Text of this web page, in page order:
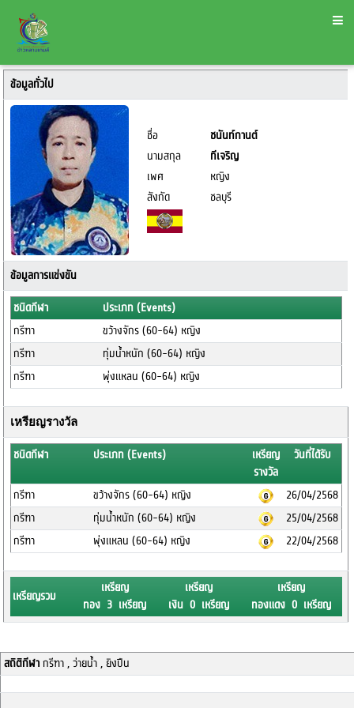
ข้อมูลทั่วไป
ชื่อ
ชนันท์กานต์
นามสกุล
ทีเจริญ
เพศ
หญิง
สังกัด
ชลบุรี
ข้อมูลการแข่งขัน
ชนิดกีฬา
ประเภท (Events)
กรีฑา
ขว้างจักร (60-64) หญิง
กรีฑา
ทุ่มน้ำหนัก (60-64) หญิง
กรีฑา
พุ่งแหลน (60-64) หญิง
เหรียญรางวัล
ชนิดกีฬา ประเภท (Events)
เหรียญ
รางวัล
วันที่ได้รับ
กรีฑา ขว้างจักร (60-64) หญิง
26/04/2568
กรีฑา
ทุ่มน้ำหนัก (60-64) หญิง
25/04/2568
กรีฑา
พุ่งแหลน (60-64) หญิง 22/04/2568
เหรียญรวม
เหรียญ
ทอง 3 เหรียญ
เหรียญ
เงิน 0 เหรียญ
เหรียญ
ทองแดง 0 เหรียญ
สถิติกีฬากรีฑา , ว่ายน้ำ , ยิงปืน